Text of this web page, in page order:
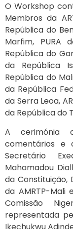
O Workshop
Membros da
República do
Marfim, PURA
República do
da República
República do
da República
da Serra Leoa,
da República do
A cerimónia
comentários e
Secretário
Mahamadou
da Constituição,
da AMRTP-Mali
Comissão
representada
Ikechukwu